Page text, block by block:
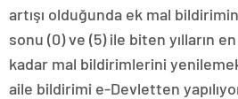
artışı olduğunda ek mal
sonu (0) ve (5) ile biten yılların
kadar mal bildirimlerini
aile bildirimi e-Devletten